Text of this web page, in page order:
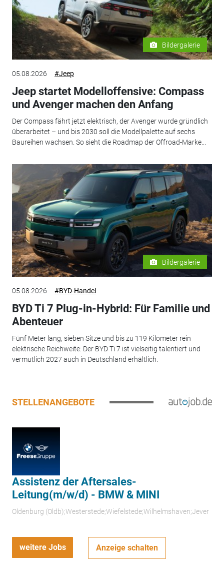
Bildergalerie
05.08.2026 #Jeep
Jeep startet Modelloffensive: Compass
und Avenger machen den Anfang
Der Compass fährt jetzt elektrisch, der Avenger wurde gründlich
überarbeitet – und bis 2030 soll die Modellpalette auf sechs
Baureihen wachsen. So sieht die Roadmap der Offroad-Marke...
Bildergalerie
05.08.2026 #BYD-Handel
BYD Ti 7 Plug-in-Hybrid: Für Familie und
Abenteuer
Fünf Meter lang, sieben Sitze und bis zu 119 Kilometer rein
elektrische Reichweite: Der BYD Ti 7 ist vielseitig talentiert und
vermutlich 2027 auch in Deutschland erhältlich.
STELLENANGEBOTE
Assistenz der Aftersales-
Leitung(m/w/d) - BMW & MINI
Oldenburg (Oldb);Westerstede;Wiefelstede;Wilhelmshaven;Jever
weitere Jobs Anzeige schalten